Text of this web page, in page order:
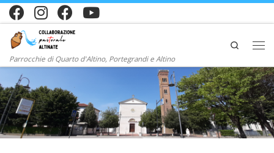
Passa al contenuto
Parrocchie di Quarto d'Altino, Portegrandi e Altino
Search